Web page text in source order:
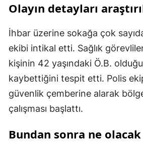
Olayın detayları
İhbar üzerine sokağa çok
ekibi intikal etti. Sağlık
kişinin 42 yaşındaki Ö.B.
kaybettiğini tespit etti. Polis
güvenlik çemberine alarak
çalışması başlattı.
Bundan sonra ne olacak